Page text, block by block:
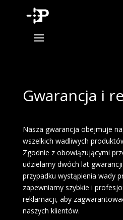
Gwarancja i
Nasza gwarancja obejmuje
wszelkich wadliwych
Zgodnie z obowiązującymi
udzielamy dwóch lat
przypadku wystąpienia wady
zapewniamy szybkie i
reklamacji, aby
naszych klientów.